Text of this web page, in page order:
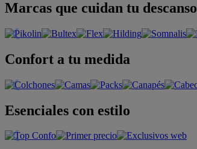
Marcas que cuidan tu descanso
Confort a tu medida
Esenciales con estilo